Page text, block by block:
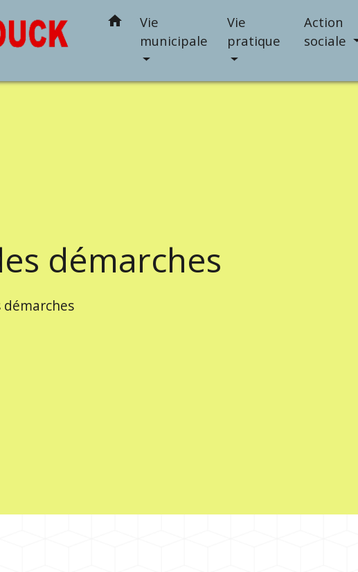
home
Vie
municipale
Vie
pratique
Action
sociale
démarches
démarches